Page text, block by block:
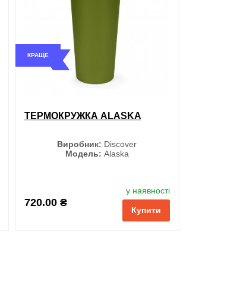
КРАЩЕ
ТЕРМОКРУЖКА ALASKA
Виробник: Discover
Модель: Alaska
720.00 ₴
у наявності
Купити
Фіолетовий